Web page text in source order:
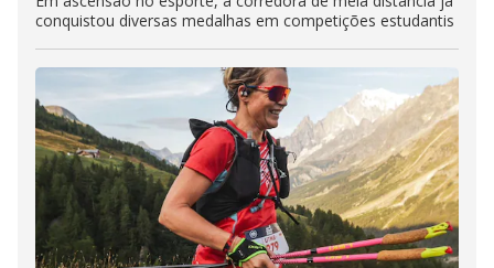
conquistou diversas medalhas em competições estudantis